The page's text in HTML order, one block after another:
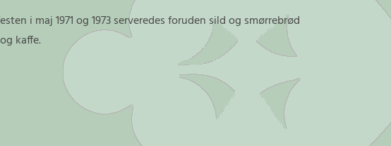
i maj 1971 og 1973 serveredes foruden sild og smørrebrød
kaffe.